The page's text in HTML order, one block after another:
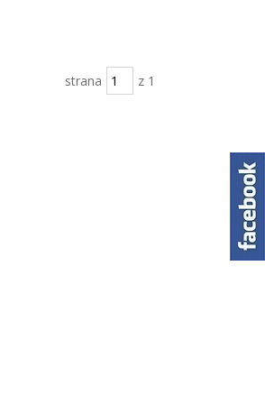
strana z 1